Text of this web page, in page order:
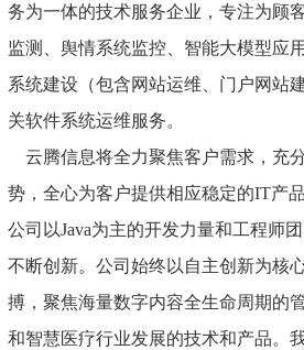
务为一体的技术服务企业，专注为顾
监测、舆情系统监控、智能大模型应
系统建设（包含网站运维、门户网站
关软件系统运维服务。
云腾信息将全力聚焦客户需求，充
势，全心为客户提供相应稳定的IT产
公司以Java为主的开发力量和工程师
不断创新。公司始终以自主创新为核
搏，聚焦海量数字内容全生命周期的
和智慧医疗行业发展的技术和产品。